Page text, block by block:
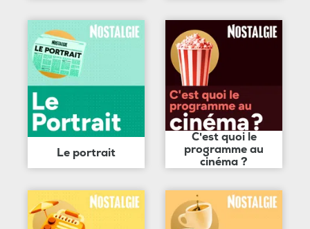
Le portrait
C'est quoi le
programme au
cinéma ?